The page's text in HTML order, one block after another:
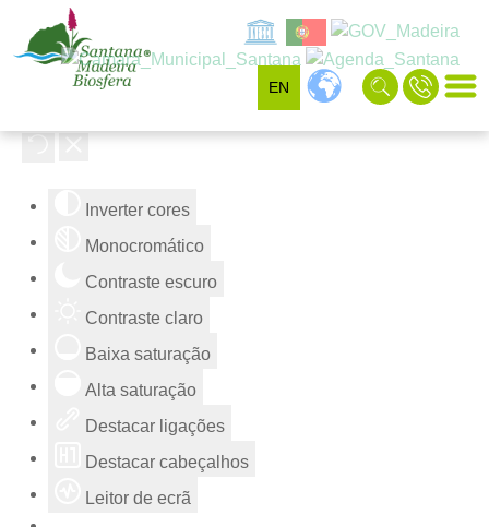
Inverter cores
Monocromático
Contraste escuro
Contraste claro
Baixa saturação
Alta saturação
Destacar ligações
Destacar cabeçalhos
Leitor de ecrã
EN